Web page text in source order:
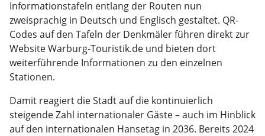
Informationstafeln entlang der Routen nun
zweisprachig in Deutsch und Englisch gestaltet. QR-
Codes auf den Tafeln der Denkmäler führen direkt zur
Website Warburg-Touristik.de und bieten dort
weiterführende Informationen zu den einzelnen
Stationen.
Damit reagiert die Stadt auf die kontinuierlich
steigende Zahl internationaler Gäste – auch im Hinblick
auf den internationalen Hansetag in 2036. Bereits 2024